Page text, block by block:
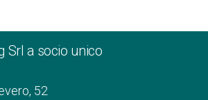
Srl a socio unico
52